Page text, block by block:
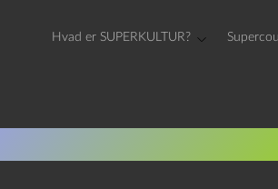
Hvad er SUPERKULTUR?